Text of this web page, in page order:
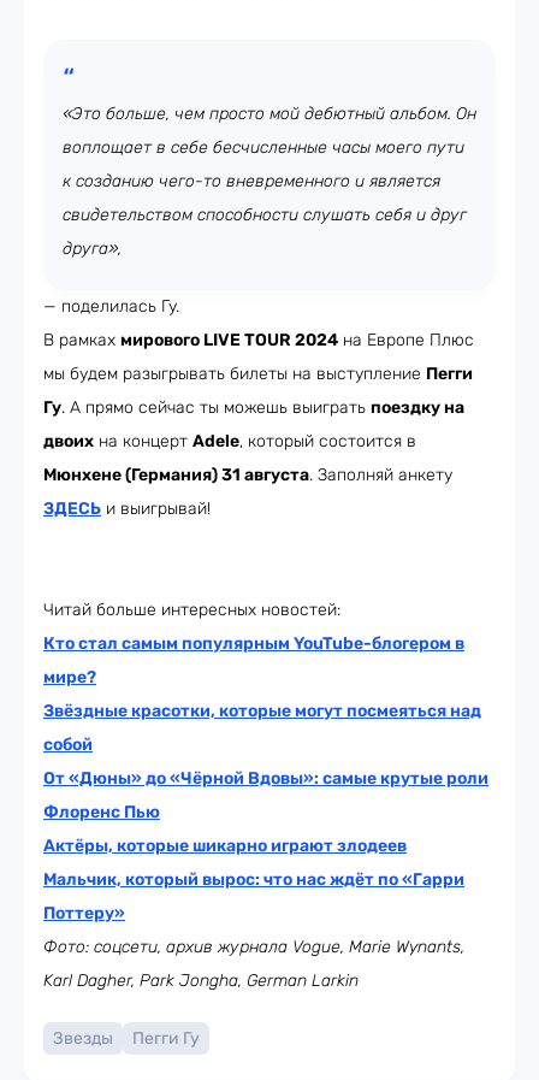
«Это больше, чем просто мой дебютный альбом. Он
воплощает в себе бесчисленные часы моего пути
к созданию чего-то вневременного и является
свидетельством способности слушать себя и друг
друга»,
— поделилась Гу.
В рамках мирового LIVE TOUR 2024 на Европе Плюс
мы будем разыгрывать билеты на выступление Пегги
Гу. А прямо сейчас ты можешь выиграть поездку на
двоих на концерт Adele, который состоится в
Мюнхене (Германия) 31 августа. Заполняй анкету
ЗДЕСЬ и выигрывай!
Читай больше интересных новостей:
Кто стал самым популярным YouTube-блогером в
мире?
Звёздные красотки, которые могут посмеяться над
собой
От «Дюны» до «Чёрной Вдовы»: самые крутые роли
Флоренс Пью
Актёры, которые шикарно играют злодеев
Мальчик, который вырос: что нас ждёт по «Гарри
Поттеру»
Фото: соцсети, архив журнала Vogue, Marie Wynants,
Karl Dagher, Park Jongha, German Larkin
Звезды Пегги Гу